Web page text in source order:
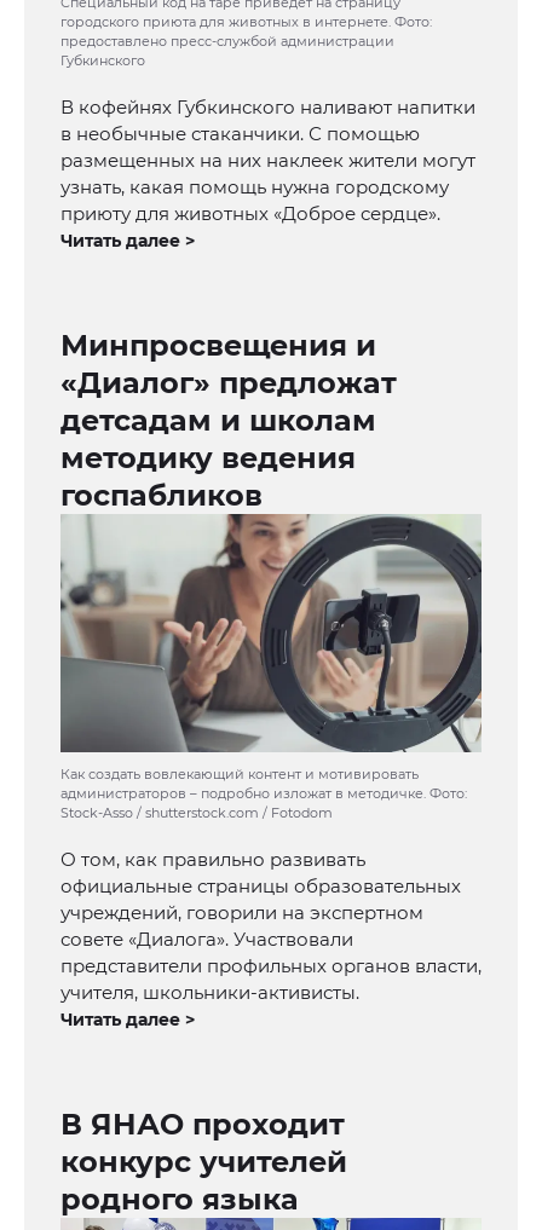
городского приюта для животных в интернете. Фото:
предоставлено пресс-службой администрации
Губкинского
В кофейнях Губкинского наливают напитки
в необычные стаканчики. С помощью
размещенных на них наклеек жители могут
узнать, какая помощь нужна городскому
приюту для животных «Доброе сердце».
Читать далее >
Минпросвещения и
«Диалог» предложат
детсадам и школам
методику ведения
госпабликов
Как создать вовлекающий контент и мотивировать
администраторов – подробно изложат в методичке. Фото:
Stock-Asso / shutterstock.com / Fotodom
О том, как правильно развивать
официальные страницы образовательных
учреждений, говорили на экспертном
совете «Диалога». Участвовали
представители профильных органов власти,
учителя, школьники-активисты.
Читать далее >
В ЯНАО проходит
конкурс учителей
родного языка